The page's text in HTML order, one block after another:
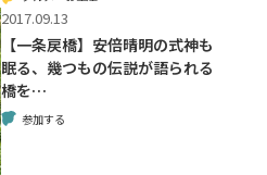
2017.09.13
【一条戻橋】安倍晴明の式神も
眠る、幾つもの伝説が語られる
橋を…
参加する